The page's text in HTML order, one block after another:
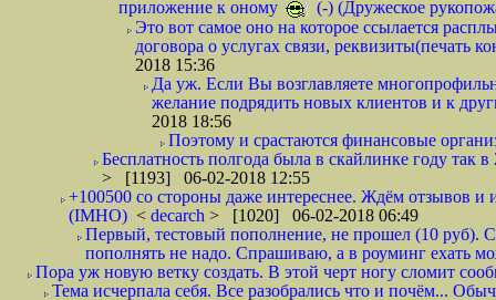
приложение к оному
(-) (Дружеское
Это вот самое оно на которое ссылается
договора о услугах связи, реквизиты(печать
2018 15:36
Да уж. Если Вы возглавляете
желание подрядить новых клиентов и к
2018 18:56
Поэтому и срастаются финансовые
Бесплатность полгода была в скайлинке году
> [1193] 06-02-2018 12:55
+100500 со стороны даже интереснее. Ждём отзывов и
(IMHO) < decarch > [1020] 06-02-2018 06:49
Первый, тестовый пополнение, не прошел (10 руб).
пополнять не надо. Спрашиваю, а в роуминг ехать
Пора уж новую ветку создать. В этой черт ногу сломит
Тема исчерпала себя. Все разобрались что и почём...